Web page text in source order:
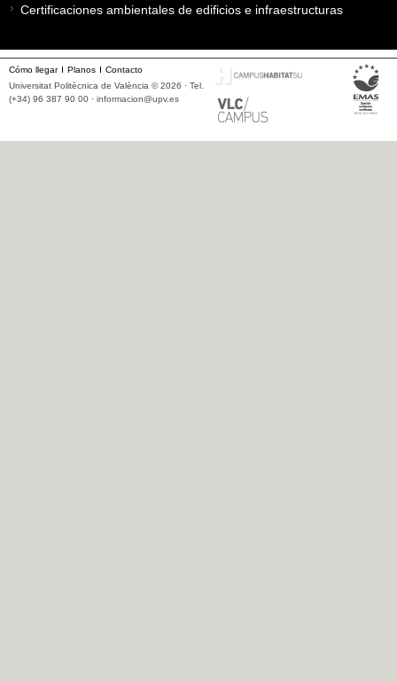
Certificaciones ambientales de edificios e infraestructuras
Cómo llegar Planos
Contacto
Universitat Politècnica de València © 2026 · Tel.
(+34) 96 387 90 00 · informacion@upv.es